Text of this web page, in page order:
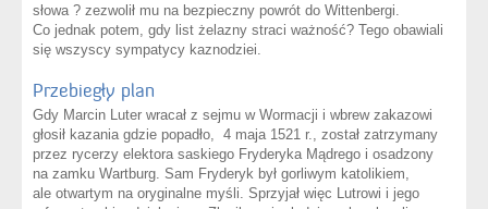
słowa ? zezwolił mu na bezpieczny powrót do Wittenbergi.
Co jednak potem, gdy list żelazny straci ważność? Tego obawiali
się wszyscy sympatycy kaznodziei.
Przebiegły plan
Gdy Marcin Luter wracał z sejmu w Wormacji i wbrew zakazowi
głosił kazania gdzie popadło, 4 maja 1521 r., został zatrzymany
przez rycerzy elektora saskiego Fryderyka Mądrego i osadzony
na zamku Wartburg. Sam Fryderyk był gorliwym katolikiem,
ale otwartym na oryginalne myśli. Sprzyjał więc Lutrowi i jego